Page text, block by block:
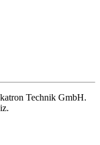
Technik GmbH.